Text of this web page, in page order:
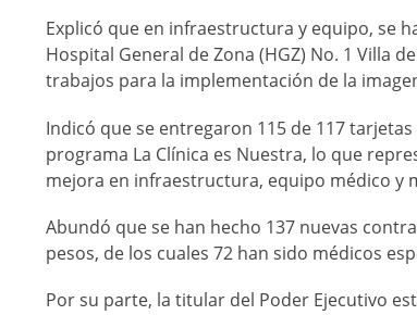
Explicó que en infraestructura y equipo, se
Hospital General de Zona (HGZ) No. 1 Villa
trabajos para la implementación de la
Indicó que se entregaron 115 de 117
programa La Clínica es Nuestra, lo que
mejora en infraestructura, equipo médico y
Abundó que se han hecho 137 nuevas
pesos, de los cuales 72 han sido médicos
Por su parte, la titular del Poder Ejecutivo